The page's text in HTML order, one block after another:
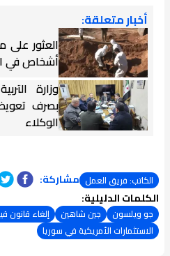
أخبار متعلقة:
أشخاص في
وزارة
بصرف
الوكلاء
الكاتب: فريق العمل مشاركة:
الكلمات الدليلية:
جو ويلسون جين شاهين
إلغاء قانون
الاستثمارات الأمريكية في سوريا